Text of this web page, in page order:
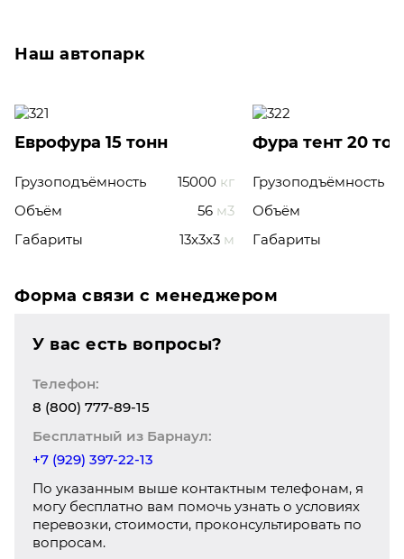
Наш автопарк
Еврофура 15 тонн
Грузоподъёмность 15000 кг
Объём
56 м3
Габариты
13x3x3 м
Фура тент 20
Грузоподъёмность
Объём
Габариты
Форма связи с менеджером
У вас есть вопросы?
Телефон:
8 (800) 777-89-15
Бесплатный из Барнаул:
+7 (929) 397-22-13
По указанным выше контактным телефонам, я
могу бесплатно вам помочь узнать о условиях
перевозки, стоимости, проконсультировать по
вопросам.